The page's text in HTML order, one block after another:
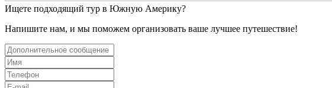
Ищете подходящий тур в Южную Америку?
Напишите нам, и мы поможем организовать ваше лучшее путешествие!